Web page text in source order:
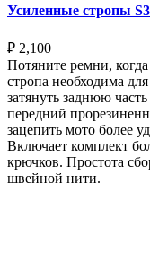
Усиленные стропы
₽ 2,100
Потяните ремни,
стропа необходима
затянуть заднюю
передний
зацепить мото более
Включает комплект
крючков. Простота
швейной нити.